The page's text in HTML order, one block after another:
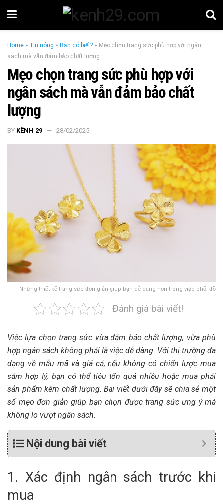
Home » Tin nóng » Bạn có biết? » Mẹo chọn trang sức phù hợp với ngân
sách mà vẫn đảm bảo chất lượng
Mẹo chọn trang sức phù hợp với
ngân sách mà vẫn đảm bảo chất
lượng
BY KÊNH 29 28/02/2025
Những thiết kế trang sức đơn giản giúp bạn dễ dàng hơn trong việc phối đồ
Đánh giá bài viết!
Việc lựa chọn trang sức vừa đảm bảo chất lượng, vừa phù
hợp ngân sách không phải là việc dễ dàng. Với thị trường đa
dạng về mẫu mã và giá cả, nếu không có chiến lược mua
sắm hợp lý, bạn có thể tiêu tốn quá nhiều hoặc mua phải
sản phẩm kém chất lượng. Bài viết dưới đây sẽ chia sẻ một
số mẹo đơn giản giúp bạn chọn được trang sức ưng ý mà
không lo vượt ngân sách.
Nội dung bài viết
1. Xác định ngân sách trước khi
mua